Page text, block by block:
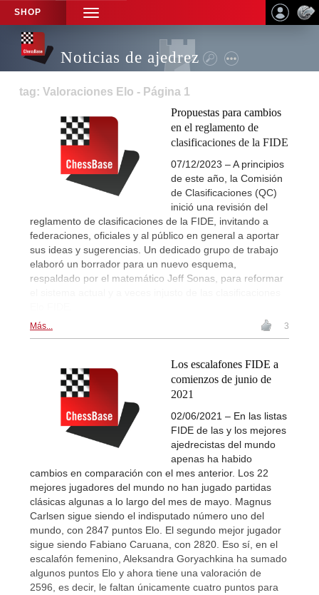
SHOP
TOGGLE
NAVIGATION
Noticias de ajedrez
tag: Valoraciones Elo - Página 1
Propuestas para cambios
en el reglamento de
clasificaciones de la FIDE
07/12/2023 – A principios
de este año, la Comisión
de Clasificaciones (QC)
inició una revisión del
reglamento de clasificaciones de la FIDE, invitando a
federaciones, oficiales y al público en general a aportar
sus ideas y sugerencias. Un dedicado grupo de trabajo
elaboró un borrador para un nuevo esquema,
respaldado por el matemático Jeff Sonas, para reformar
Más... 3
Los escalafones FIDE a
comienzos de junio de
2021
02/06/2021 – En las listas
FIDE de las y los mejores
ajedrecistas del mundo
apenas ha habido
cambios en comparación con el mes anterior. Los 22
mejores jugadores del mundo no han jugado partidas
clásicas algunas a lo largo del mes de mayo. Magnus
Carlsen sigue siendo el indisputado número uno del
mundo, con 2847 puntos Elo. El segundo mejor jugador
sigue siendo Fabiano Caruana, con 2820. Eso sí, en el
escalafón femenino, Aleksandra Goryachkina ha sumado
algunos puntos Elo y ahora tiene una valoración de
2596, es decir, le faltan únicamente cuatro puntos para